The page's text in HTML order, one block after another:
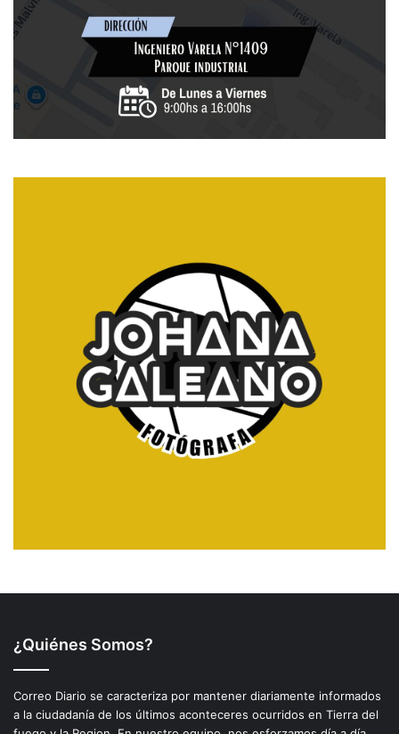
¿Quiénes Somos?
Correo Diario se caracteriza por mantener diariamente informados
a la ciudadanía de los últimos aconteceres ocurridos en Tierra del